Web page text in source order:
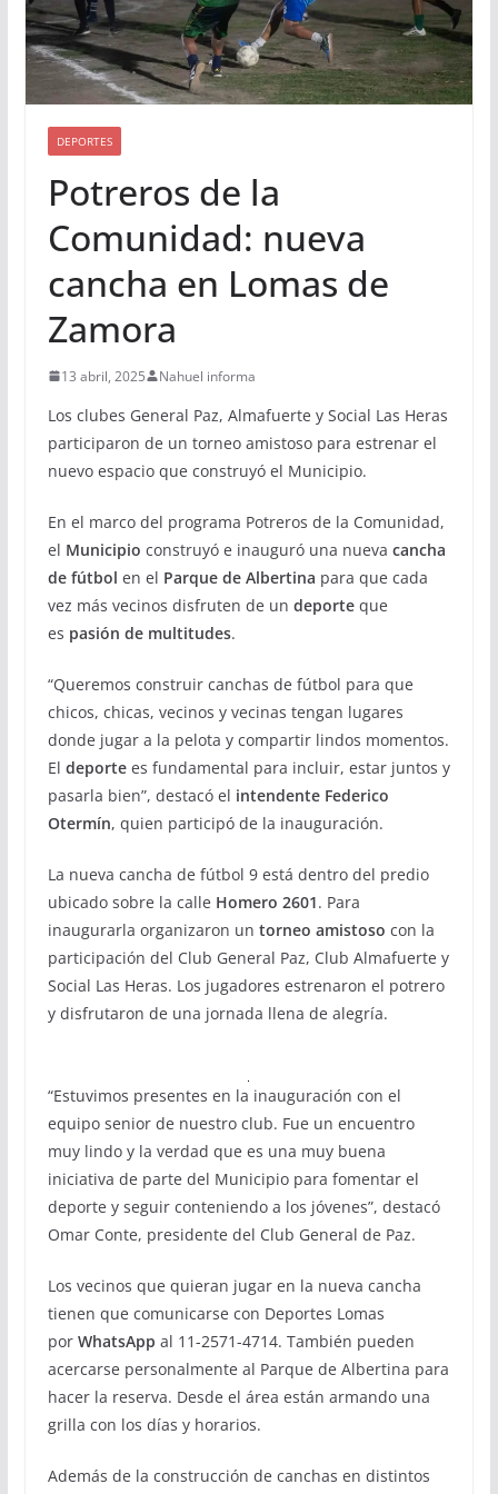
DEPORTES
Potreros de la
Comunidad: nueva
cancha en Lomas de
Zamora
13 abril, 2025 Nahuel informa
Los clubes General Paz, Almafuerte y Social Las Heras
participaron de un torneo amistoso para estrenar el
nuevo espacio que construyó el Municipio.
En el marco del programa Potreros de la Comunidad,
el Municipio construyó e inauguró una nueva cancha
de fútbol en el Parque de Albertina para que cada
vez más vecinos disfruten de un deporteque
es pasión de multitudes.
“Queremos construir canchas de fútbol para que
chicos, chicas, vecinos y vecinas tengan lugares
donde jugar a la pelota y compartir lindos momentos.
El deportees fundamental para incluir, estar juntos y
pasarla bien”, destacó el intendente Federico
Otermín, quien participó de la inauguración.
La nueva cancha de fútbol 9 está dentro del predio
ubicado sobre la calle Homero 2601. Para
inaugurarla organizaron un torneo amistoso con la
participación del Club General Paz, Club Almafuerte y
Social Las Heras. Los jugadores estrenaron el potrero
y disfrutaron de una jornada llena de alegría.
“Estuvimos presentes en la inauguración con el
equipo senior de nuestro club. Fue un encuentro
muy lindo y la verdad que es una muy buena
iniciativa de parte del Municipio para fomentar el
deporte y seguir conteniendo a los jóvenes”, destacó
Omar Conte, presidente del Club General de Paz.
Los vecinos que quieran jugar en la nueva cancha
tienen que comunicarse con Deportes Lomas
por WhatsApp al 11-2571-4714. También pueden
acercarse personalmente al Parque de Albertina para
hacer la reserva. Desde el área están armando una
grilla con los días y horarios.
Además de la construcción de canchas en distintos